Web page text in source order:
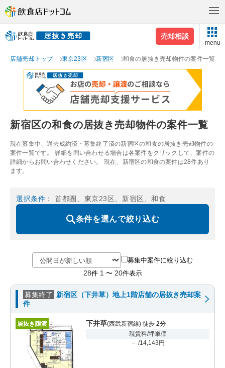
売却相談
menu
店舗売却トップ 東京23区 新宿区 和食の居抜き売却物件の案件一覧
新宿区の和食の居抜き売却物件の案件一覧
現在募集中、過去成約済・募集終了済の新宿区の和食の居抜き売却物件の
案件一覧です。 詳細を問い合わせる場合は各案件をクリックして、案件の
詳細からお問い合わせください。 現在、新宿区の和食の案件は28件あり
ます。
選択条件 ： 首都圏、東京23区、新宿区、和食
条件を選んで絞り込む
募集中案件に絞り込む
28件 1 〜 20件表示
募集終了
新宿区（下井草）地上1階店舗の居抜き売却案
件
居抜き譲渡 下井草(西武新宿線) 徒歩 2分
現賃料/坪単価
－ /14,143円